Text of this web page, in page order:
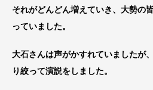
それがどんどん増えていき、大勢の
っていました。
大石さんは声がかすれていましたが
り絞って演説をしました。